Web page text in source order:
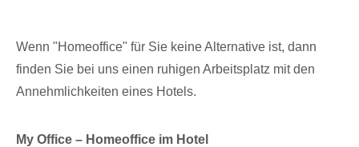
Wenn "Homeoffice" für Sie keine Alternative ist, dann
finden Sie bei uns einen ruhigen Arbeitsplatz mit den
Annehmlichkeiten eines Hotels.
My Office – Homeoffice im Hotel